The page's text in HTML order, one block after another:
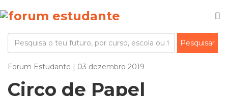
Forum Estudante | 03 dezembro 2019
Circo de Papel